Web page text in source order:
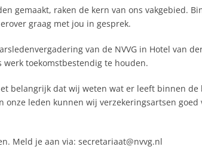
gemaakt, raken de kern van ons vakgebied.
graag met jou in gesprek.
van de NVVG in Hotel van
toekomstbestendig te houden.
belangrijk dat wij weten wat er leeft binnen
leden kunnen wij verzekeringsartsen
Meld je aan via: secretariaat@nvvg.nl